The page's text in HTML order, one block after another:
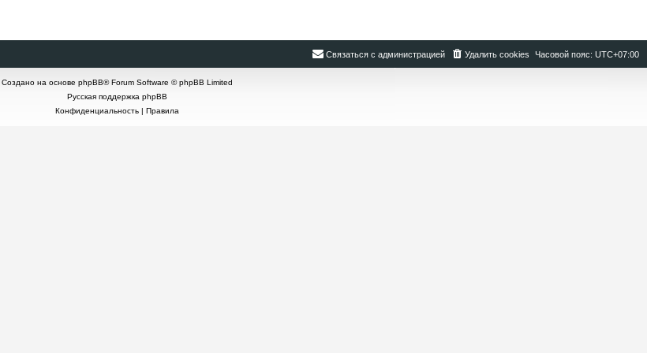
Часовой пояс: UTC+07:00
Удалить cookies
Связаться с администрацией
Создано на основе phpBB® Forum Software © phpBB Limited
Русская поддержка phpBB
Конфиденциальность| Правила